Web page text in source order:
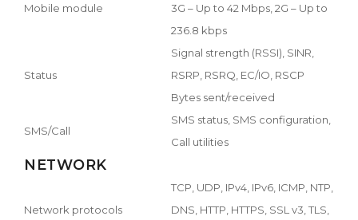
Mobile module
3G – Up to 42 Mbps, 2G – Up to
236.8 kbps
Status
Signal strength (RSSI), SINR,
RSRP, RSRQ, EC/IO, RSCP
Bytes sent/received
SMS/Call
SMS status, SMS configuration,
Call utilities
NETWORK
Network protocols
TCP, UDP, IPv4, IPv6, ICMP, NTP,
DNS, HTTP, HTTPS, SSL v3, TLS,